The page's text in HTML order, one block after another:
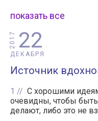
показать все
22
ДЕКАБРЯ
2017
Источник
1
С хорошими
очевидны, чтобы
делают, либо это не